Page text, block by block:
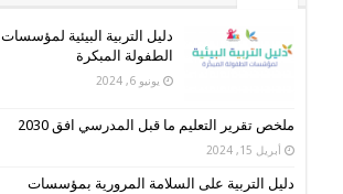
دليل التربية البيئية لمؤسسات
الطفولة المبكرة
يونيو 6, 2024
ملخص تقرير التعليم ما قبل المدرسي افق 2030
أبريل 15, 2024
دليل التربية على السلامة المرورية بمؤسسات